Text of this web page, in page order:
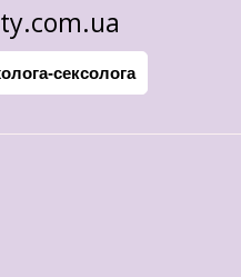
сексолога